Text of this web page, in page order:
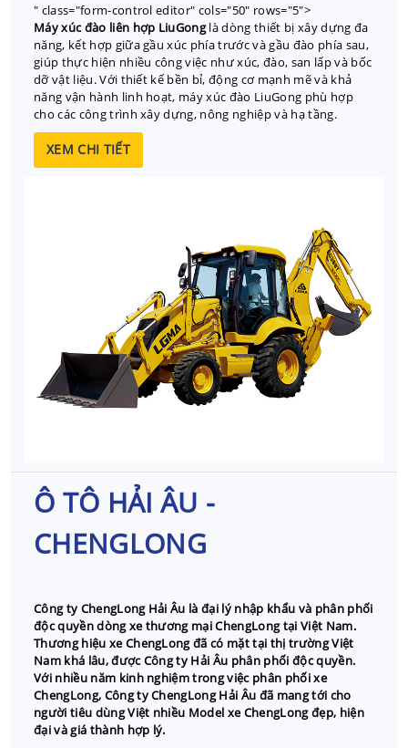
" class="form-control editor" cols="50" rows="5">
Máy xúc đào liên hợp LiuGonglà dòng thiết bị xây dựng đa
năng, kết hợp giữa gầu xúc phía trước và gầu đào phía sau,
giúp thực hiện nhiều công việc như xúc, đào, san lấp và bốc
dỡ vật liệu. Với thiết kế bền bỉ, động cơ mạnh mẽ và khả
năng vận hành linh hoạt, máy xúc đào LiuGong phù hợp
cho các công trình xây dựng, nông nghiệp và hạ tầng.
XEM CHI TIẾT
Ô TÔ HẢI ÂU -
CHENGLONG
Công ty ChengLong Hải Âu là đại lý nhập khẩu và phân phối
độc quyền dòng xe thương mại ChengLong tại Việt Nam.
Thương hiệu xe ChengLong đã có mặt tại thị trường Việt
Nam khá lâu, được Công ty Hải Âu phân phối độc quyền.
Với nhiều năm kinh nghiệm trong việc phân phối xe
ChengLong, Công ty ChengLong Hải Âu đã mang tới cho
người tiêu dùng Việt nhiều Model xe ChengLong đẹp, hiện
đại và giá thành hợp lý.